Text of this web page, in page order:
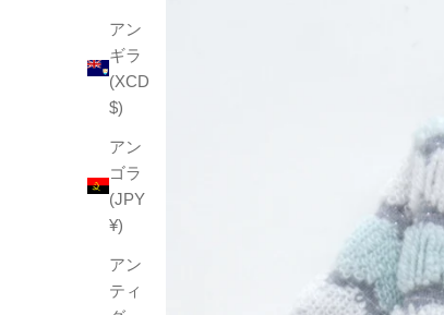
アン
ギラ
(XCD
$)
アン
ゴラ
(JPY
¥)
アン
ティ